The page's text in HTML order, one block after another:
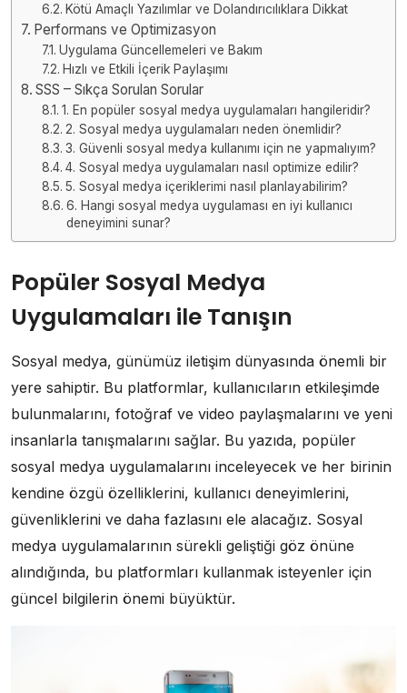
Kötü Amaçlı Yazılımlar ve Dolandırıcılıklara Dikkat
Performans ve Optimizasyon
Uygulama Güncellemeleri ve Bakım
Hızlı ve Etkili İçerik Paylaşımı
SSS – Sıkça Sorulan Sorular
1. En popüler sosyal medya uygulamaları hangileridir?
2. Sosyal medya uygulamaları neden önemlidir?
3. Güvenli sosyal medya kullanımı için ne yapmalıyım?
4. Sosyal medya uygulamaları nasıl optimize edilir?
5. Sosyal medya içeriklerimi nasıl planlayabilirim?
6. Hangi sosyal medya uygulaması en iyi kullanıcı
deneyimini sunar?
Popüler Sosyal Medya
Uygulamaları ile Tanışın
Sosyal medya, günümüz iletişim dünyasında önemli bir
yere sahiptir. Bu platformlar, kullanıcıların etkileşimde
bulunmalarını, fotoğraf ve video paylaşmalarını ve yeni
insanlarla tanışmalarını sağlar. Bu yazıda, popüler
sosyal medya uygulamalarını inceleyecek ve her birinin
kendine özgü özelliklerini, kullanıcı deneyimlerini,
güvenliklerini ve daha fazlasını ele alacağız. Sosyal
medya uygulamalarının sürekli geliştiği göz önüne
alındığında, bu platformları kullanmak isteyenler için
güncel bilgilerin önemi büyüktür.